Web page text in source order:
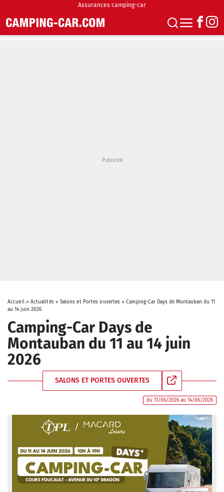
Assurances camping-car
Accueil» Actualités» Salons et Portes ouvertes »Camping-Car Days de Montauban du 11
au 14 juin 2026
Camping-Car Days de
Montauban du 11 au 14 juin
2026
SALONS ET PORTES OUVERTES
du 11/06/2026 au 14/06/2026